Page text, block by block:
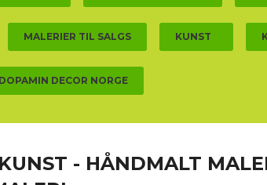
MALERIER TIL SALGS KUNST
DOPAMIN DECOR NORGE
- HÅNDMALT